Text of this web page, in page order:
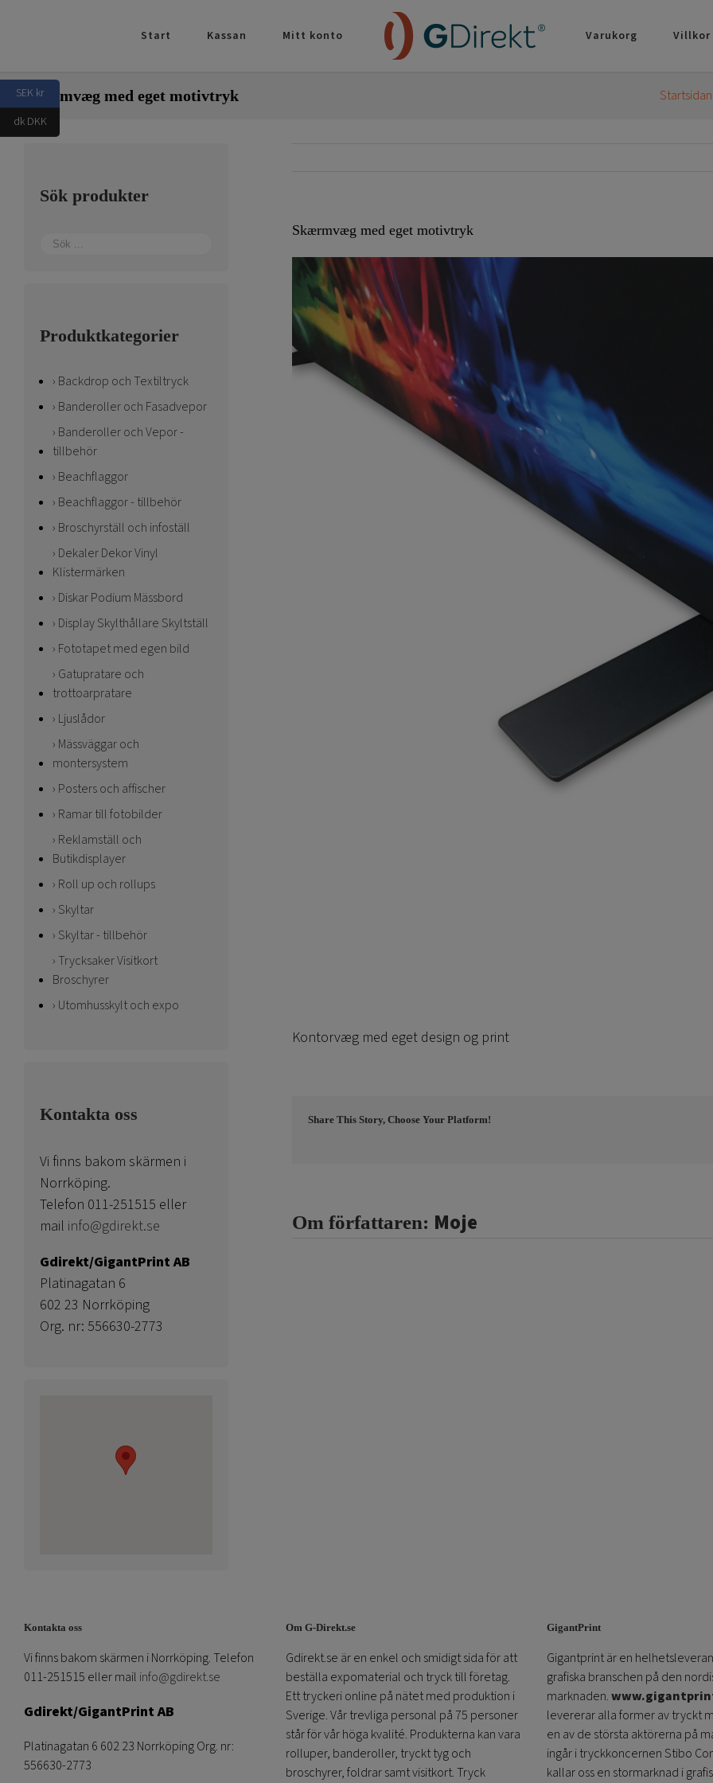
Start Kassan Mitt konto Varukorg Villkor
Skærmvæg med eget motivtryk Startsidan
Skærmvæg med eget motivtryk
Kontorvæg med eget design og print
Share This Story, Choose Your Platform!
Om författaren: Moje
Sök produkter
Produktkategorier
Backdrop och Textiltryck
Banderoller och Fasadvepor
Banderoller och Vepor -
tillbehör
Beachflaggor
Beachflaggor - tillbehör
Broschyrställ och infoställ
Dekaler Dekor Vinyl
Klistermärken
Diskar Podium Mässbord
Display Skylthållare Skyltställ
Fototapet med egen bild
Gatupratare och
trottoarpratare
Ljuslådor
Mässväggar och
montersystem
Posters och affischer
Ramar till fotobilder
Reklamställ och
Butikdisplayer
Roll up och rollups
Skyltar
Skyltar - tillbehör
Trycksaker Visitkort
Broschyrer
Utomhusskylt och expo
Kontakta oss
Vi finns bakom skärmen i
Norrköping.
Telefon 011-251515 eller
mail info@gdirekt.se
Gdirekt/GigantPrint AB
Platinagatan 6
602 23 Norrköping
Org. nr: 556630-2773
Kontakta oss
Vi finns bakom skärmen i Norrköping. Telefon
011-251515 eller mail info@gdirekt.se
Gdirekt/GigantPrint AB
Platinagatan 6 602 23 Norrköping Org. nr:
556630-2773
Om G-Direkt.se
Gdirekt.se är en enkel och smidigt sida för att
beställa expomaterial och tryck till företag.
Ett tryckeri online på nätet med produktion i
Sverige. Vår trevliga personal på 75 personer
står för vår höga kvalité. Produkterna kan vara
rolluper, banderoller, tryckt tyg och
broschyrer, foldrar samt visitkort. Tryck
GigantPrint
Gigantprint är en
grafiska branschen på den
marknaden.
levererar alla former av tryckt
en av de största aktörerna på
ingår i tryckkoncernen Stibo
kallar oss en stormarknad i
SEK kr
dk DKK